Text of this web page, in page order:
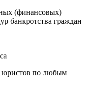
(финансовых)
банкротства граждан
юристов по любым